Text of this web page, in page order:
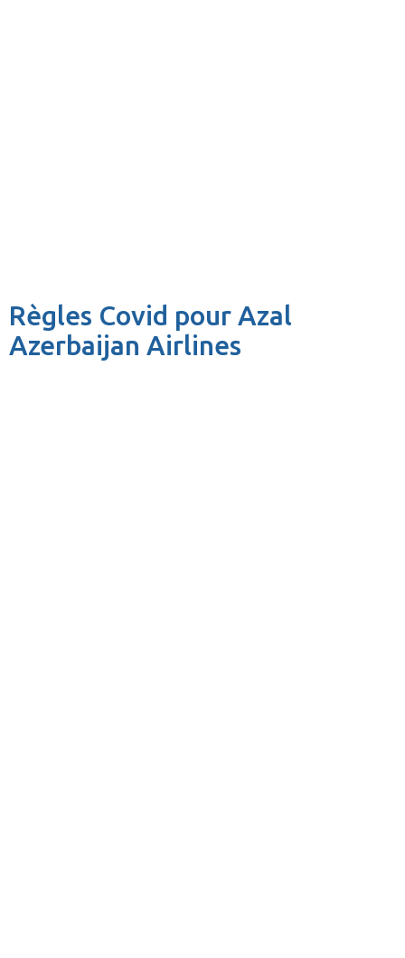
Règles Covid pour Azal
Azerbaijan Airlines